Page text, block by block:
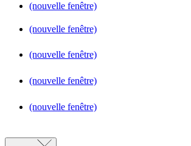
(nouvelle fenêtre)
(nouvelle fenêtre)
(nouvelle fenêtre)
(nouvelle fenêtre)
(nouvelle fenêtre)